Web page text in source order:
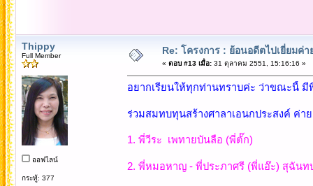
Thippy
Full Member
ออฟไลน์
กระทู้: 377
Re: โครงการ : ย้อนอดีตไปเยี่ยมค่
« ตอบ #13 เมื่อ:31 ตุลาคม 2551, 15:16:16 »
อยากเรียนให้ทุกท่านทราบค่ะ ว่าขณะนี้ มี
ร่วมสมทบทุนสร้างศาลาเอนกประสงค์ ค่า
1. พี่วีระ เพทายบันลือ (พี่ตั๊ก)
2. พี่หมอหาญ - พี่ประภาศรี (พี่แอ๊ะ) สุฉัน